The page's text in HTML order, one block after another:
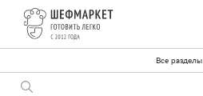
Все разделы